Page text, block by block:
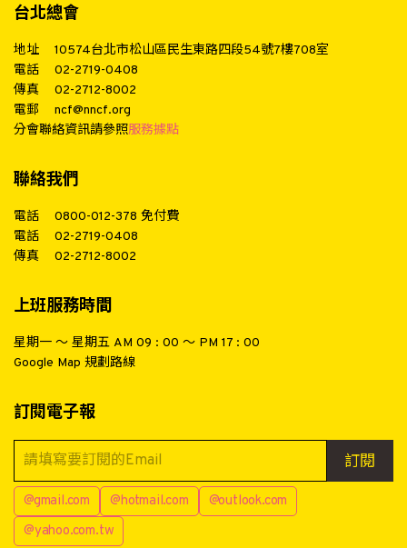
台北總會
地址
10574台北市松山區民生東路四段54號7樓708室
電話
02-2719-0408
傳真
02-2712-8002
電郵
ncf@nncf.org
分會聯絡資訊請參照服務據點
聯絡我們
電話 0800-012-378 免付費
電話
02-2719-0408
傳真
02-2712-8002
上班服務時間
星期一 ～ 星期五 AM 09 : 00 ～ PM 17 : 00
Google Map 規劃路線
訂閱電子報
訂閱
@gmail.com @hotmail.com
@outlook.com
@yahoo.com.tw